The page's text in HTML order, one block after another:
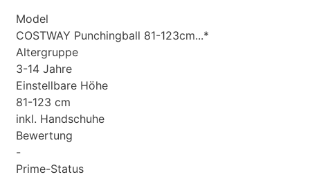
Model
COSTWAY Punchingball 81-123cm...*
Altergruppe
3-14 Jahre
Einstellbare Höhe
81-123 cm
inkl. Handschuhe
Bewertung
-
Prime-Status